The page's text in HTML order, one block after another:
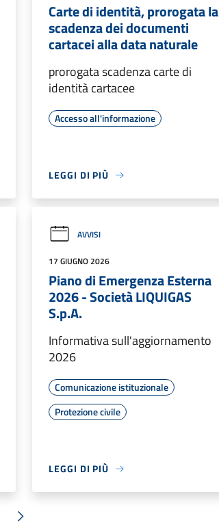
Carte di identità, prorogata la
scadenza dei documenti
cartacei alla data naturale
prorogata scadenza carte di
identità cartacee
Accesso all'informazione
LEGGI DI PIÙ
AVVISI
17 GIUGNO 2026
Piano di Emergenza Esterna
2026 - Società LIQUIGAS
S.p.A.
Informativa sull'aggiornamento
2026
Comunicazione istituzionale
Protezione civile
LEGGI DI PIÙ
Successiva »